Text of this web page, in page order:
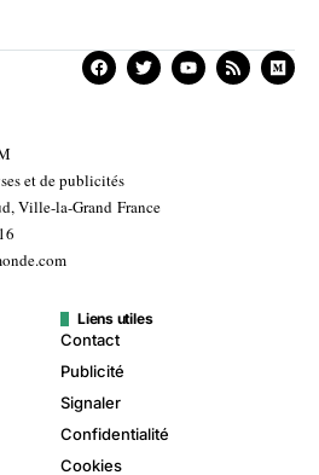
et de publicités
Ville-la-Grand France
Liens utiles
Contact
Publicité
Signaler
Confidentialité
Cookies